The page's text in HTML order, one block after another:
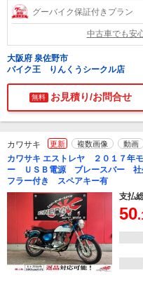
グーバイク保証付きプラン
中古車でも安
大阪府 泉佐野市
バイク王 りんくうシークル店
無料 お見積り/お問合せ
カワサキ 更新 複数画像 動画
カワサキ エストレヤ ２０１７年
ー ＵＳＢ電源 ブレースバー 社
フラー付き スペアキー有
支払
50